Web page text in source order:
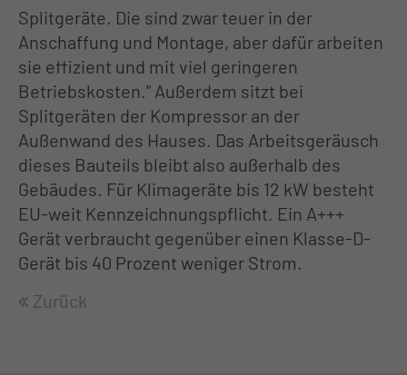
Drop us a line
info@yourdomain.com
About us
Lorem ipsum dolor sit amet,
consectetuer adipiscing elit.
Aenean commodo ligula eget dolor.
Aenean massa. Cum sociis natoque
penatibus et magnis dis parturient
Splitgeräte. Die sind zwar teuer in der
Anschaffung und Montage, aber dafür arbeiten
sie effizient und mit viel geringeren
Betriebskosten." Außerdem sitzt bei
Splitgeräten der Kompressor an der
Außenwand des Hauses. Das Arbeitsgeräusch
dieses Bauteils bleibt also außerhalb des
Gebäudes. Für Klimageräte bis 12 kW besteht
EU-weit Kennzeichnungspflicht. Ein A+++
Gerät verbraucht gegenüber einen Klasse-D-
Gerät bis 40 Prozent weniger Strom.
Zurück